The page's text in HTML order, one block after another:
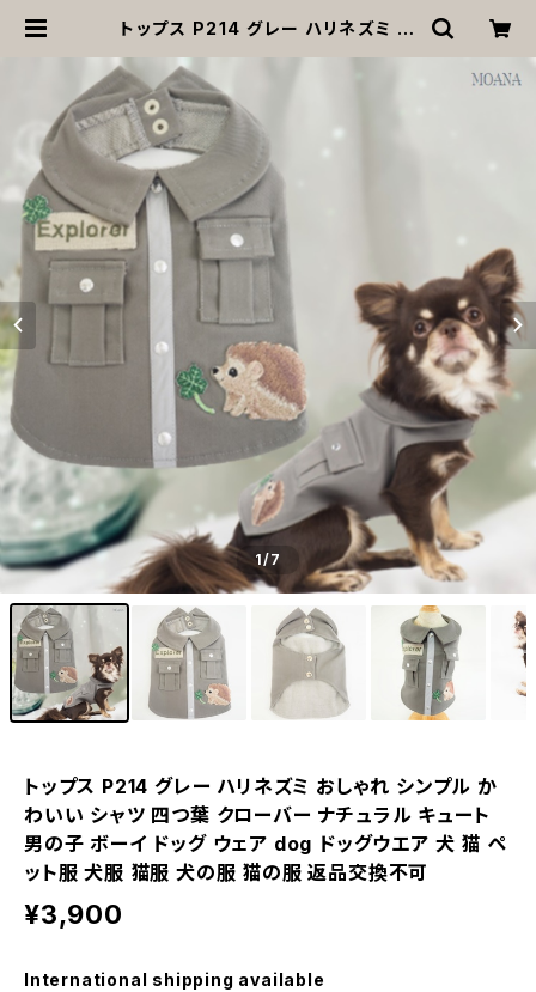
トップス P214 グレー ハリネズミ お
葉 クローバー ナチュラル キュート 男
の子 ボーイ ドッグ ウェア dog ドッグ
ウエア 犬 猫 ペット服 犬服 猫服 犬の
服 猫の服 返品交換不可 | MOANA
1/7
トップス P214 グレー ハリネズミ おしゃれ シンプル か
わいい シャツ 四つ葉 クローバー ナチュラル キュート
男の子 ボーイ ドッグ ウェア dog ドッグウエア 犬 猫 ペ
ット服 犬服 猫服 犬の服 猫の服 返品交換不可
¥3,900
International shipping available